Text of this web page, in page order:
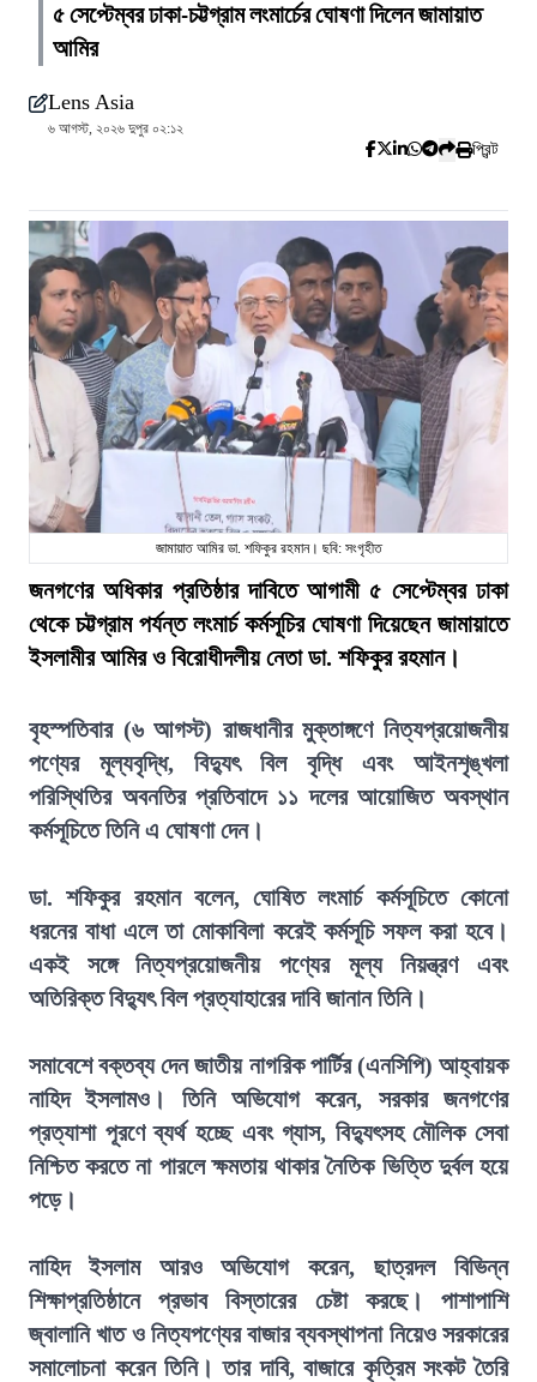
৫ সেপ্টেম্বর ঢাকা-চট্টগ্রাম লংমার্চের ঘোষণা দিলেন জামায়াত
আমির
Lens Asia
৬ আগস্ট, ২০২৬ দুপুর ০২:১২
প্রিন্ট
জামায়াত আমির ডা. শফিকুর রহমান। ছবি: সংগৃহীত
জনগণের অধিকার প্রতিষ্ঠার দাবিতে আগামী ৫ সেপ্টেম্বর ঢাকা
থেকে চট্টগ্রাম পর্যন্ত লংমার্চ কর্মসূচির ঘোষণা দিয়েছেন জামায়াতে
ইসলামীর আমির ও বিরোধীদলীয় নেতা ডা. শফিকুর রহমান।
বৃহস্পতিবার (৬ আগস্ট) রাজধানীর মুক্তাঙ্গণে নিত্যপ্রয়োজনীয়
পণ্যের মূল্যবৃদ্ধি, বিদ্যুৎ বিল বৃদ্ধি এবং আইনশৃঙ্খলা
পরিস্থিতির অবনতির প্রতিবাদে ১১ দলের আয়োজিত অবস্থান
কর্মসূচিতে তিনি এ ঘোষণা দেন।
ডা. শফিকুর রহমান বলেন, ঘোষিত লংমার্চ কর্মসূচিতে কোনো
ধরনের বাধা এলে তা মোকাবিলা করেই কর্মসূচি সফল করা হবে।
একই সঙ্গে নিত্যপ্রয়োজনীয় পণ্যের মূল্য নিয়ন্ত্রণ এবং
অতিরিক্ত বিদ্যুৎ বিল প্রত্যাহারের দাবি জানান তিনি।
সমাবেশে বক্তব্য দেন জাতীয় নাগরিক পার্টির (এনসিপি) আহ্বায়ক
নাহিদ ইসলামও। তিনি অভিযোগ করেন, সরকার জনগণের
প্রত্যাশা পূরণে ব্যর্থ হচ্ছে এবং গ্যাস, বিদ্যুৎসহ মৌলিক সেবা
নিশ্চিত করতে না পারলে ক্ষমতায় থাকার নৈতিক ভিত্তি দুর্বল হয়ে
পড়ে।
নাহিদ ইসলাম আরও অভিযোগ করেন, ছাত্রদল বিভিন্ন
শিক্ষাপ্রতিষ্ঠানে প্রভাব বিস্তারের চেষ্টা করছে। পাশাপাশি
জ্বালানি খাত ও নিত্যপণ্যের বাজার ব্যবস্থাপনা নিয়েও সরকারের
সমালোচনা করেন তিনি। তার দাবি, বাজারে কৃত্রিম সংকট তৈরি